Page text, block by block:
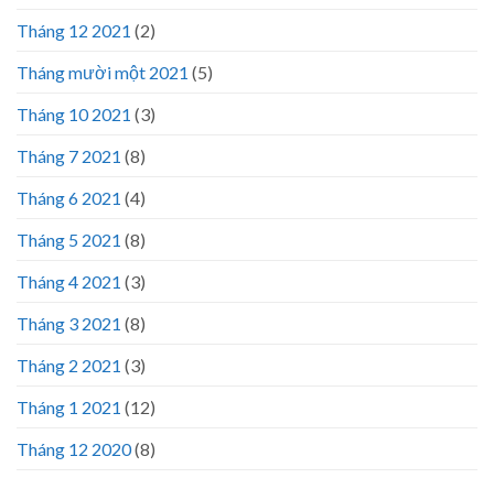
Tháng 12 2021 (2)
Tháng mười một 2021 (5)
Tháng 10 2021 (3)
Tháng 7 2021 (8)
Tháng 6 2021 (4)
Tháng 5 2021 (8)
Tháng 4 2021 (3)
Tháng 3 2021 (8)
Tháng 2 2021 (3)
Tháng 1 2021 (12)
Tháng 12 2020(8)